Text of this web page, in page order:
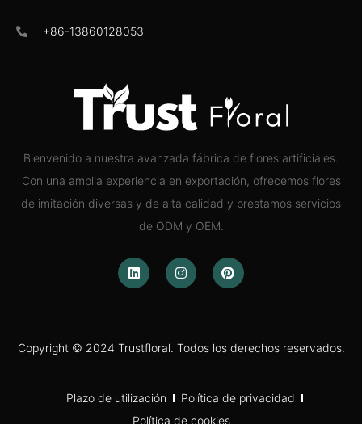
Bienvenido a nuestra avanzada fábrica de flores artificiales.
Con una amplia experiencia en exportación, ofrecemos flores
de imitación diversas y de alta calidad y prestamos servicios
de ODM y OEM.
Copyright © 2024 Trustfloral. Todos los derechos reservados.
Plazo de utilización
Política de privacidad
Política de cookies
+86-13860128053